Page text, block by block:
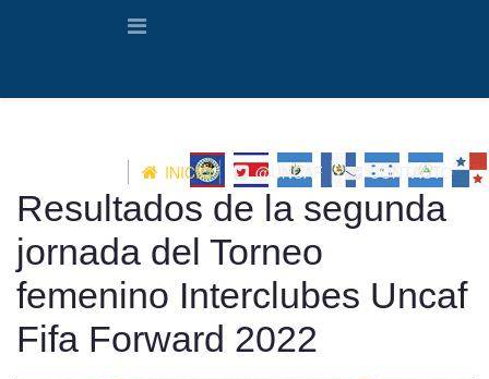
INICIO @UNCAF CONTACTO
Resultados de la segunda
jornada del Torneo
femenino Interclubes Uncaf
Fifa Forward 2022